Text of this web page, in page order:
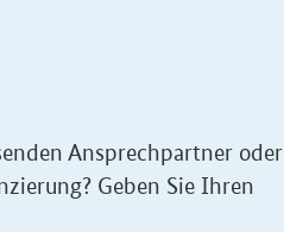
Ansprechpartner oder
Geben Sie Ihren